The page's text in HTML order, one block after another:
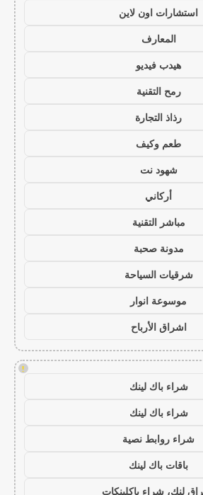
استشارات اون لاين
المعارف
هيدب فيديو
رمح التقنية
رذاذ التجارة
طعم وكيف
شهود نت
أركاني
مباشر التقنية
مدونة صحبة
شرقيات السياحة
موسوعة انوار
اشراق الأرباح
!
شراء باك لينك
شراء باك لينك
شراء روابط نصية
باقات باك لينك
لنك، شراء باكلينكات